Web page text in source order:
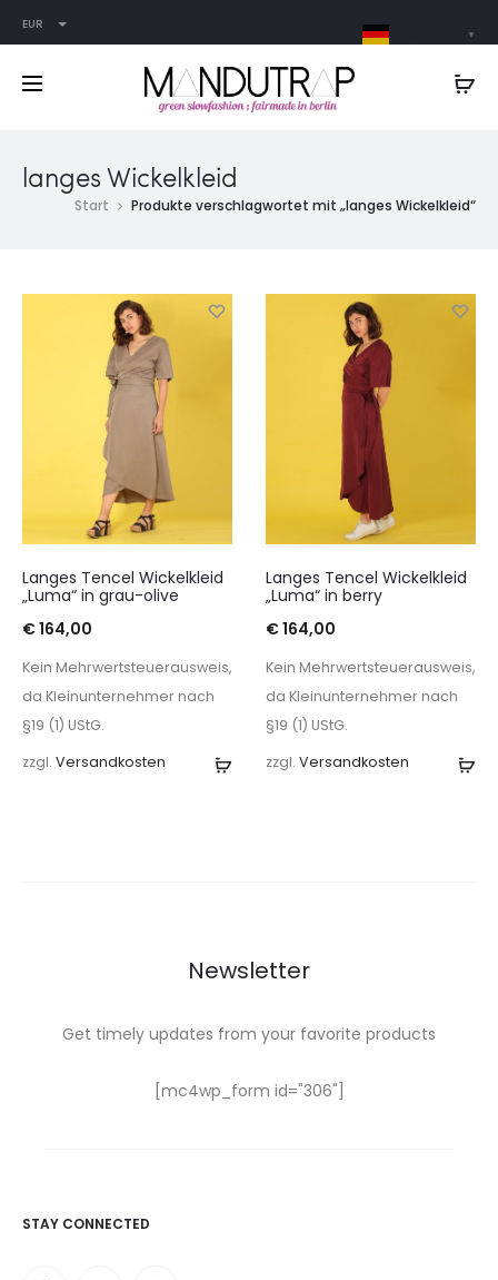
EUR
langes Wickelkleid
Start Produkte verschlagwortet mit „langes Wickelkleid“
Ausführung
Langes Tencel Wickelkleid
„Luma“ in grau-olive
€164,00
Kein Mehrwertsteuerausweis,
da Kleinunternehmer nach
§19 (1) UStG.
zzgl. Versandkosten
Langes Tencel Wickelkleid
„Luma“ in berry
€164,00
Kein Mehrwertsteuerausweis,
da Kleinunternehmer nach
§19 (1) UStG.
zzgl. Versandkosten
Newsletter
Get timely updates from your favorite products
[mc4wp_form id="306"]
STAY CONNECTED
▼